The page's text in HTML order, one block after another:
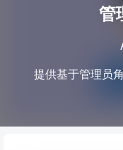
管
提供基于管理员